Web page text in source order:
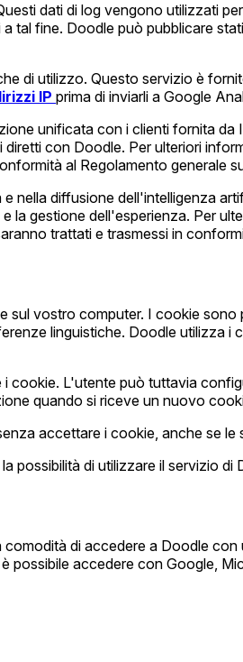
dati di log vengono utilizzati
tal fine. Doodle può pubblicare
di utilizzo. Questo servizio è
IP prima di inviarli a Google
unificata con i clienti fornita
con Doodle. Per ulteriori
al Regolamento generale
nella diffusione dell'intelligenza
la gestione dell'esperienza. Per
trattati e trasmessi in
vostro computer. I cookie
linguistiche. Doodle utilizza
L'utente può tuttavia
quando si riceve un nuovo
accettare i cookie, anche se
possibilità di utilizzare il servizio di
di accedere a Doodle
possibile accedere con Google,